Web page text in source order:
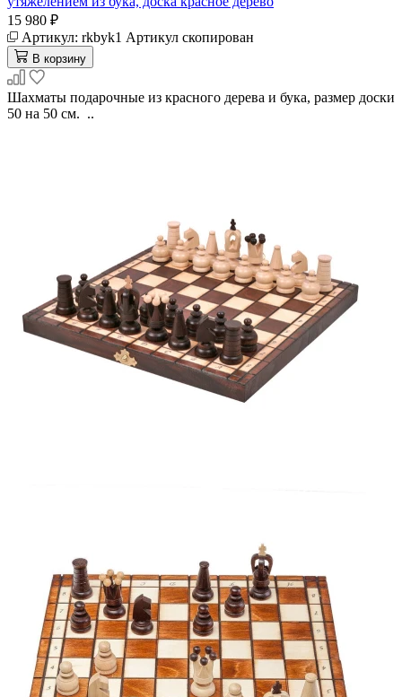
15 980 ₽
Артикул: rkbyk1 Артикул скопирован
В корзину
Шахматы подарочные из красного дерева и бука, размер доски
50 на 50 см. ..